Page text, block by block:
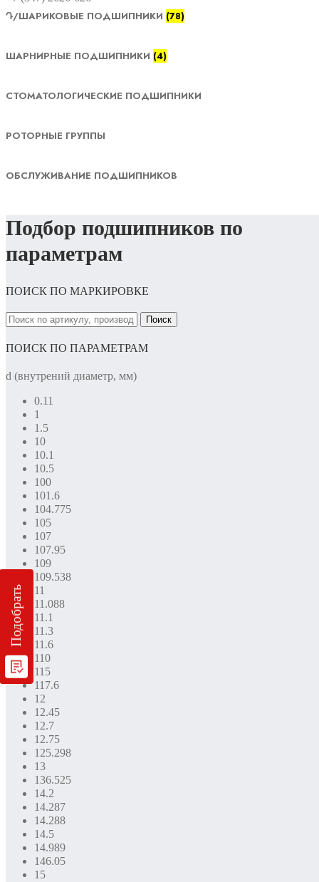
Դ/ШАРИКОВЫЕ ПОДШИПНИКИ (78)
ШАРНИРНЫЕ ПОДШИПНИКИ (4)
СТОМАТОЛОГИЧЕСКИЕ ПОДШИПНИКИ
РОТОРНЫЕ ГРУППЫ
ОБСЛУЖИВАНИЕ ПОДШИПНИКОВ
Подбор подшипников по
параметрам
ПОИСК ПО МАРКИРОВКЕ
Поиск
ПОИСК ПО ПАРАМЕТРАМ
d (внутрений диаметр, мм)
0.11
1
1.5
10
10.1
10.5
100
101.6
104.775
105
107
107.95
109
109.538
11
11.088
11.1
11.3
11.6
110
115
117.6
12
12.45
12.7
12.75
125.298
13
136.525
14.2
14.287
14.288
14.5
14.989
146.05
15
Подобрать